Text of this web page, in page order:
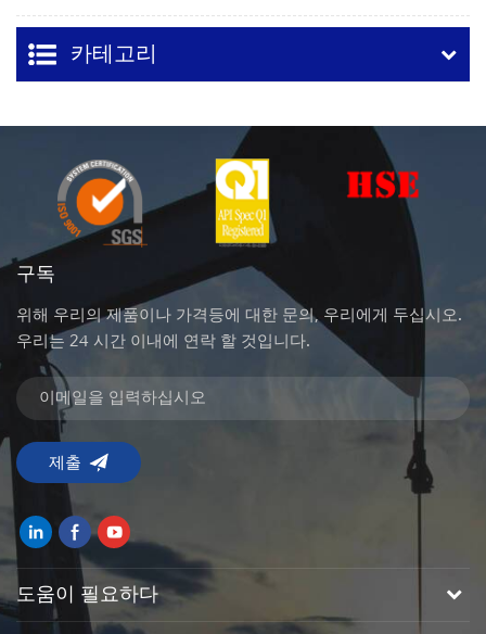
카테고리
구독
위해 우리의 제품이나 가격등에 대한 문의, 우리에게 두십시오.
우리는 24 시간 이내에 연락 할 것입니다.
도움이 필요하다